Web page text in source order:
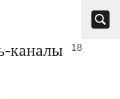
каналы 18